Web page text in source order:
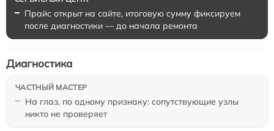
Прайс открыт на сайте, итоговую сумму фиксируем
после диагностики — до начала ремонта
На глаз, по одному признаку: сопутствующие узлы
никто не проверяет
Диагностика